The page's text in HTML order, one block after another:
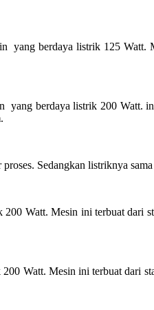
berdaya listrik 125 Watt.
berdaya listrik 200 Watt.
Sedangkan listriknya
Watt. Mesin ini terbuat dari
Watt. Mesin ini terbuat dari